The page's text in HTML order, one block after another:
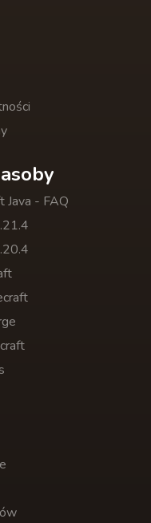
Java - FAQ